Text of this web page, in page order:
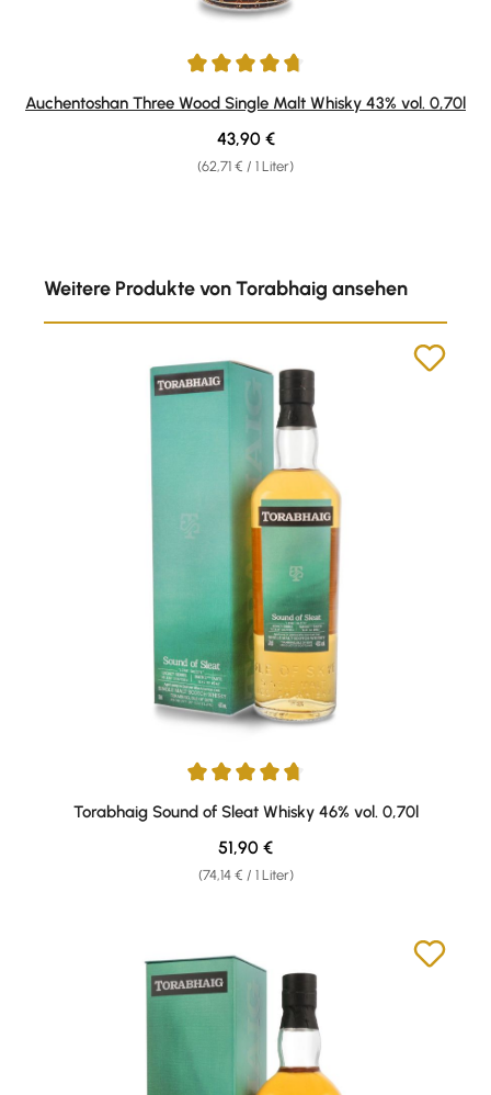
Durchschnittliche Bewertung von 4.82 von 5 Sternen
Auchentoshan Three Wood Single Malt Whisky 43% vol. 0,70l
(62,71 € / 1 Liter)
Regulärer Preis:
43,90 €
Weitere Produkte von Torabhaig ansehen
Durchschnittliche Bewertung von 4.75 von 5 Sternen
Torabhaig Sound of Sleat Whisky 46% vol. 0,70l
(74,14 € / 1 Liter)
Regulärer Preis:
51,90 €